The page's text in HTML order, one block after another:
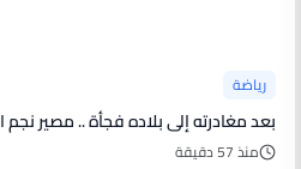
رياضة
بعد مغادرته إلى بلاده فجأة .. مصير نجم الترجي التونسي يفجر جدلا
منذ 57 دقيقة